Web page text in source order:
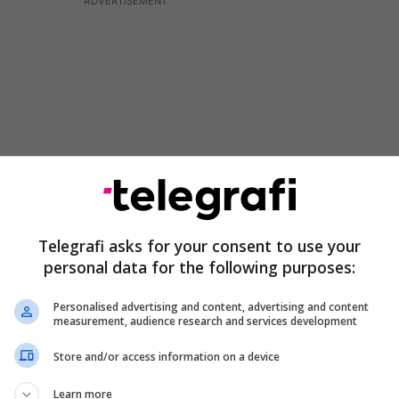
me energji elektrike, ndërsa ndërtesa
ashensor dhe ofron hapësirë për vendparkim për
pozitën e tij të favorshme dhe pamjet
Telegrafi asks for your consent to use your
personal data for the following purposes:
Personalised advertising and content, advertising and content
measurement, audience research and services development
Store and/or access information on a device
Learn more